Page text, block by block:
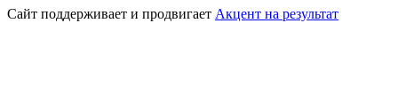
Сайт поддерживает и продвигает Акцент на результат